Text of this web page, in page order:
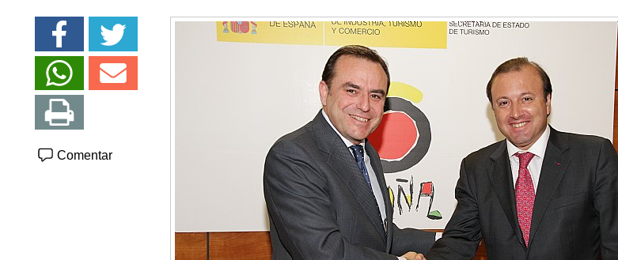
Comentar